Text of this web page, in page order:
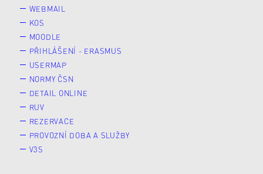
WEBMAIL
KOS
MOODLE
PŘIHLÁŠENÍ - ERASMUS
USERMAP
NORMY ČSN
DETAIL ONLINE
RUV
REZERVACE
PROVOZNÍ DOBA A SLUŽBY
V3S